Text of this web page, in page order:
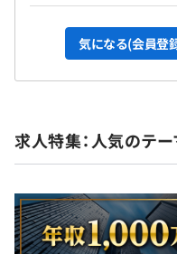
気になる(会員登
求人特集：人気のテ